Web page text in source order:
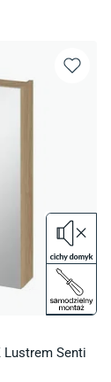
Lustrem Senti